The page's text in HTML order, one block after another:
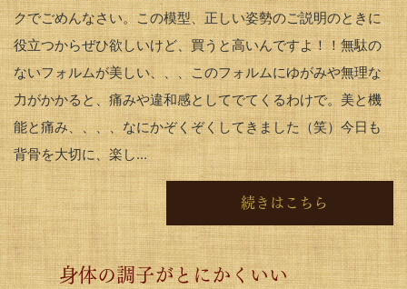
クでごめんなさい。この模型、正しい姿勢のご説明のときに
役立つからぜひ欲しいけど、買うと高いんですよ！！無駄の
ないフォルムが美しい、、、このフォルムにゆがみや無理な
力がかかると、痛みや違和感としてでてくるわけで。美と機
能と痛み、、、、なにかぞくぞくしてきました（笑）今日も
背骨を大切に、楽し...
続きはこちら
身体の調子がとにかくいい